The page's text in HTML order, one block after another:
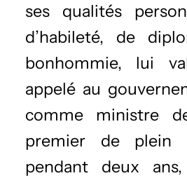
ses qualités
d’habileté, de
bonhommie, lui
appelé au
comme ministre
premier de plein
pendant deux